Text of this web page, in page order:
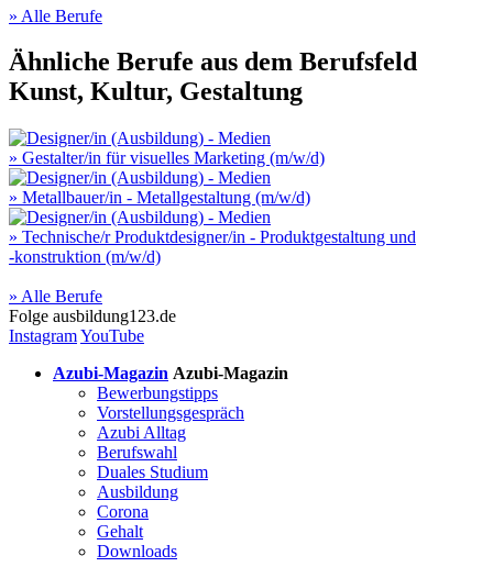
» Alle Berufe
Ähnliche Berufe aus dem Berufsfeld
Kunst, Kultur, Gestaltung
» Gestalter/in für visuelles Marketing (m/w/d)
» Metallbauer/in - Metallgestaltung (m/w/d)
» Technische/r Produktdesigner/in - Produktgestaltung und
‑konstruktion (m/w/d)
» Alle Berufe
Folge ausbildung123.de
InstagramYouTube
Azubi-Magazin Azubi-Magazin
Bewerbungstipps
Vorstellungsgespräch
Azubi Alltag
Berufswahl
Duales Studium
Ausbildung
Corona
Gehalt
Downloads